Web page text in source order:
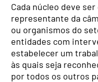
Cada núcleo deve
representante da
ou organismos do
entidades com
estabelecer um
às quais seja
por todos os outros